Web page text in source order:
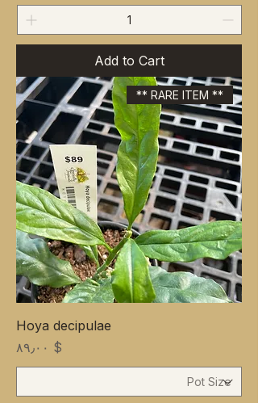
Add to Cart
** RARE ITEM **
Hoya decipulae
Price
$ ۸۹٫۰۰